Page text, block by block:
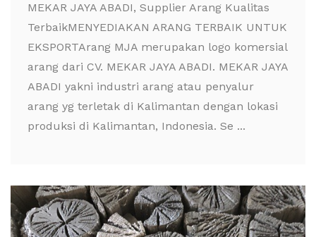
MEKAR JAYA ABADI, Supplier Arang Kualitas
TerbaikMENYEDIAKAN ARANG TERBAIK UNTUK
EKSPORTArang MJA merupakan logo komersial
arang dari CV. MEKAR JAYA ABADI. MEKAR JAYA
ABADI yakni industri arang atau penyalur
arang yg terletak di Kalimantan dengan lokasi
produksi di Kalimantan, Indonesia. Se ...